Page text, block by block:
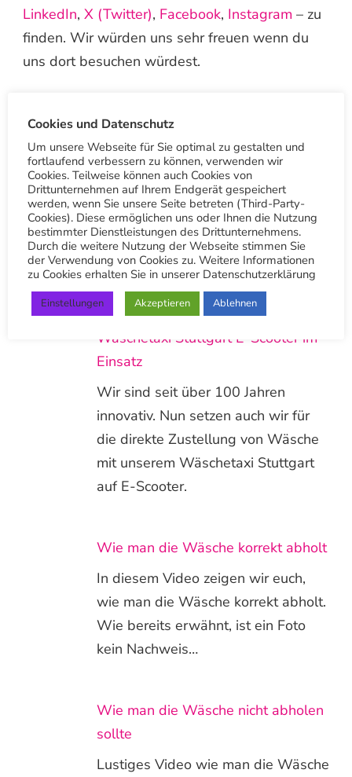
LinkedIn, X (Twitter), Facebook, Instagram – zu
finden. Wir würden uns sehr freuen wenn du
uns dort besuchen würdest.
Hauptsitz
Google: Textilreinigung-Trieb
Botnang
Vielen Dank
Andere Beiträge
Wäschetaxi Stuttgart E-Scooter im
Einsatz
Wir sind seit über 100 Jahren
innovativ. Nun setzen auch wir für
die direkte Zustellung von Wäsche
mit unserem Wäschetaxi Stuttgart
auf E-Scooter.
Wie man die Wäsche korrekt abholt
In diesem Video zeigen wir euch,
wie man die Wäsche korrekt abholt.
Wie bereits erwähnt, ist ein Foto
kein Nachweis…
Wie man die Wäsche nicht abholen
sollte
Lustiges Video wie man die Wäsche
Cookies und Datenschutz
Um unsere Webseite für Sie optimal zu gestalten und
fortlaufend verbessern zu können, verwenden wir
Cookies. Teilweise können auch Cookies von
Drittunternehmen auf Ihrem Endgerät gespeichert
werden, wenn Sie unsere Seite betreten (Third-Party-
Cookies). Diese ermöglichen uns oder Ihnen die Nutzung
bestimmter Dienstleistungen des Drittunternehmens.
Durch die weitere Nutzung der Webseite stimmen Sie
der Verwendung von Cookies zu. Weitere Informationen
zu Cookies erhalten Sie in unserer Datenschutzerklärung
Einstellungen Akzeptieren Ablehnen